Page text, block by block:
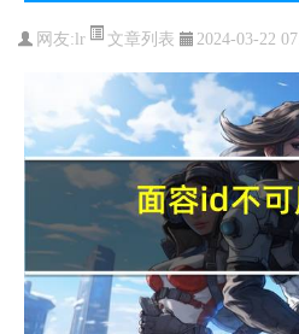
网友: lr 文章列表 2024-03-22